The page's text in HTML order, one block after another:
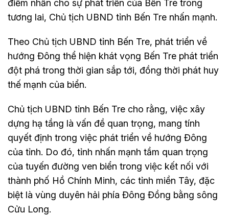
điểm nhấn cho sự phát triển của Bến Tre trong
tương lai, Chủ tịch UBND tỉnh Bến Tre nhấn mạnh.
Theo Chủ tịch UBND tỉnh Bến Tre, phát triển về
hướng Đông thể hiện khát vọng Bến Tre phát triển
đột phá trong thời gian sắp tới, đồng thời phát huy
thế mạnh của biển.
Chủ tịch UBND tỉnh Bến Tre cho rằng, việc xây
dựng hạ tầng là vấn đề quan trọng, mang tính
quyết định trong việc phát triển về hướng Đông
của tỉnh. Do đó, tỉnh nhấn mạnh tầm quan trọng
của tuyến đường ven biển trong việc kết nối với
thành phố Hồ Chính Minh, các tỉnh miền Tây, đặc
biệt là vùng duyên hải phía Đông Đồng bằng sông
Cửu Long.